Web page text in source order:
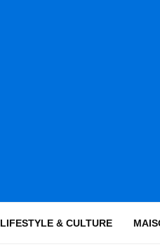
LIFESTYLE & CULTURE